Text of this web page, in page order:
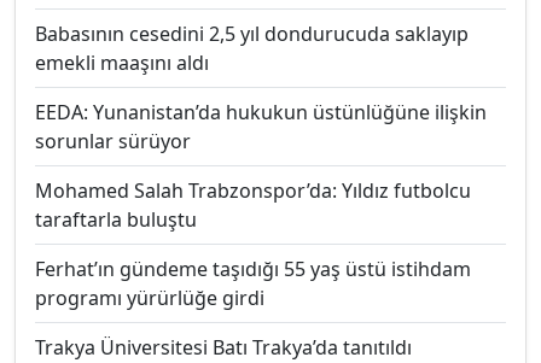
Babasının cesedini 2,5 yıl dondurucuda saklayıp
emekli maaşını aldı
EEDA: Yunanistan’da hukukun üstünlüğüne ilişkin
sorunlar sürüyor
Mohamed Salah Trabzonspor’da: Yıldız futbolcu
taraftarla buluştu
Ferhat’ın gündeme taşıdığı 55 yaş üstü istihdam
programı yürürlüğe girdi
Trakya Üniversitesi Batı Trakya’da tanıtıldı